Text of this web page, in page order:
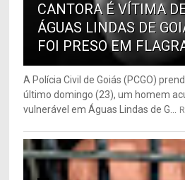
CANTORA É VÍTIMA
ÁGUAS LINDAS DE
FOI PRESO EM
A Polícia Civil de Goiás (PCGO)
último domingo (23), um homem
vulnerável em Águas Lindas de G...